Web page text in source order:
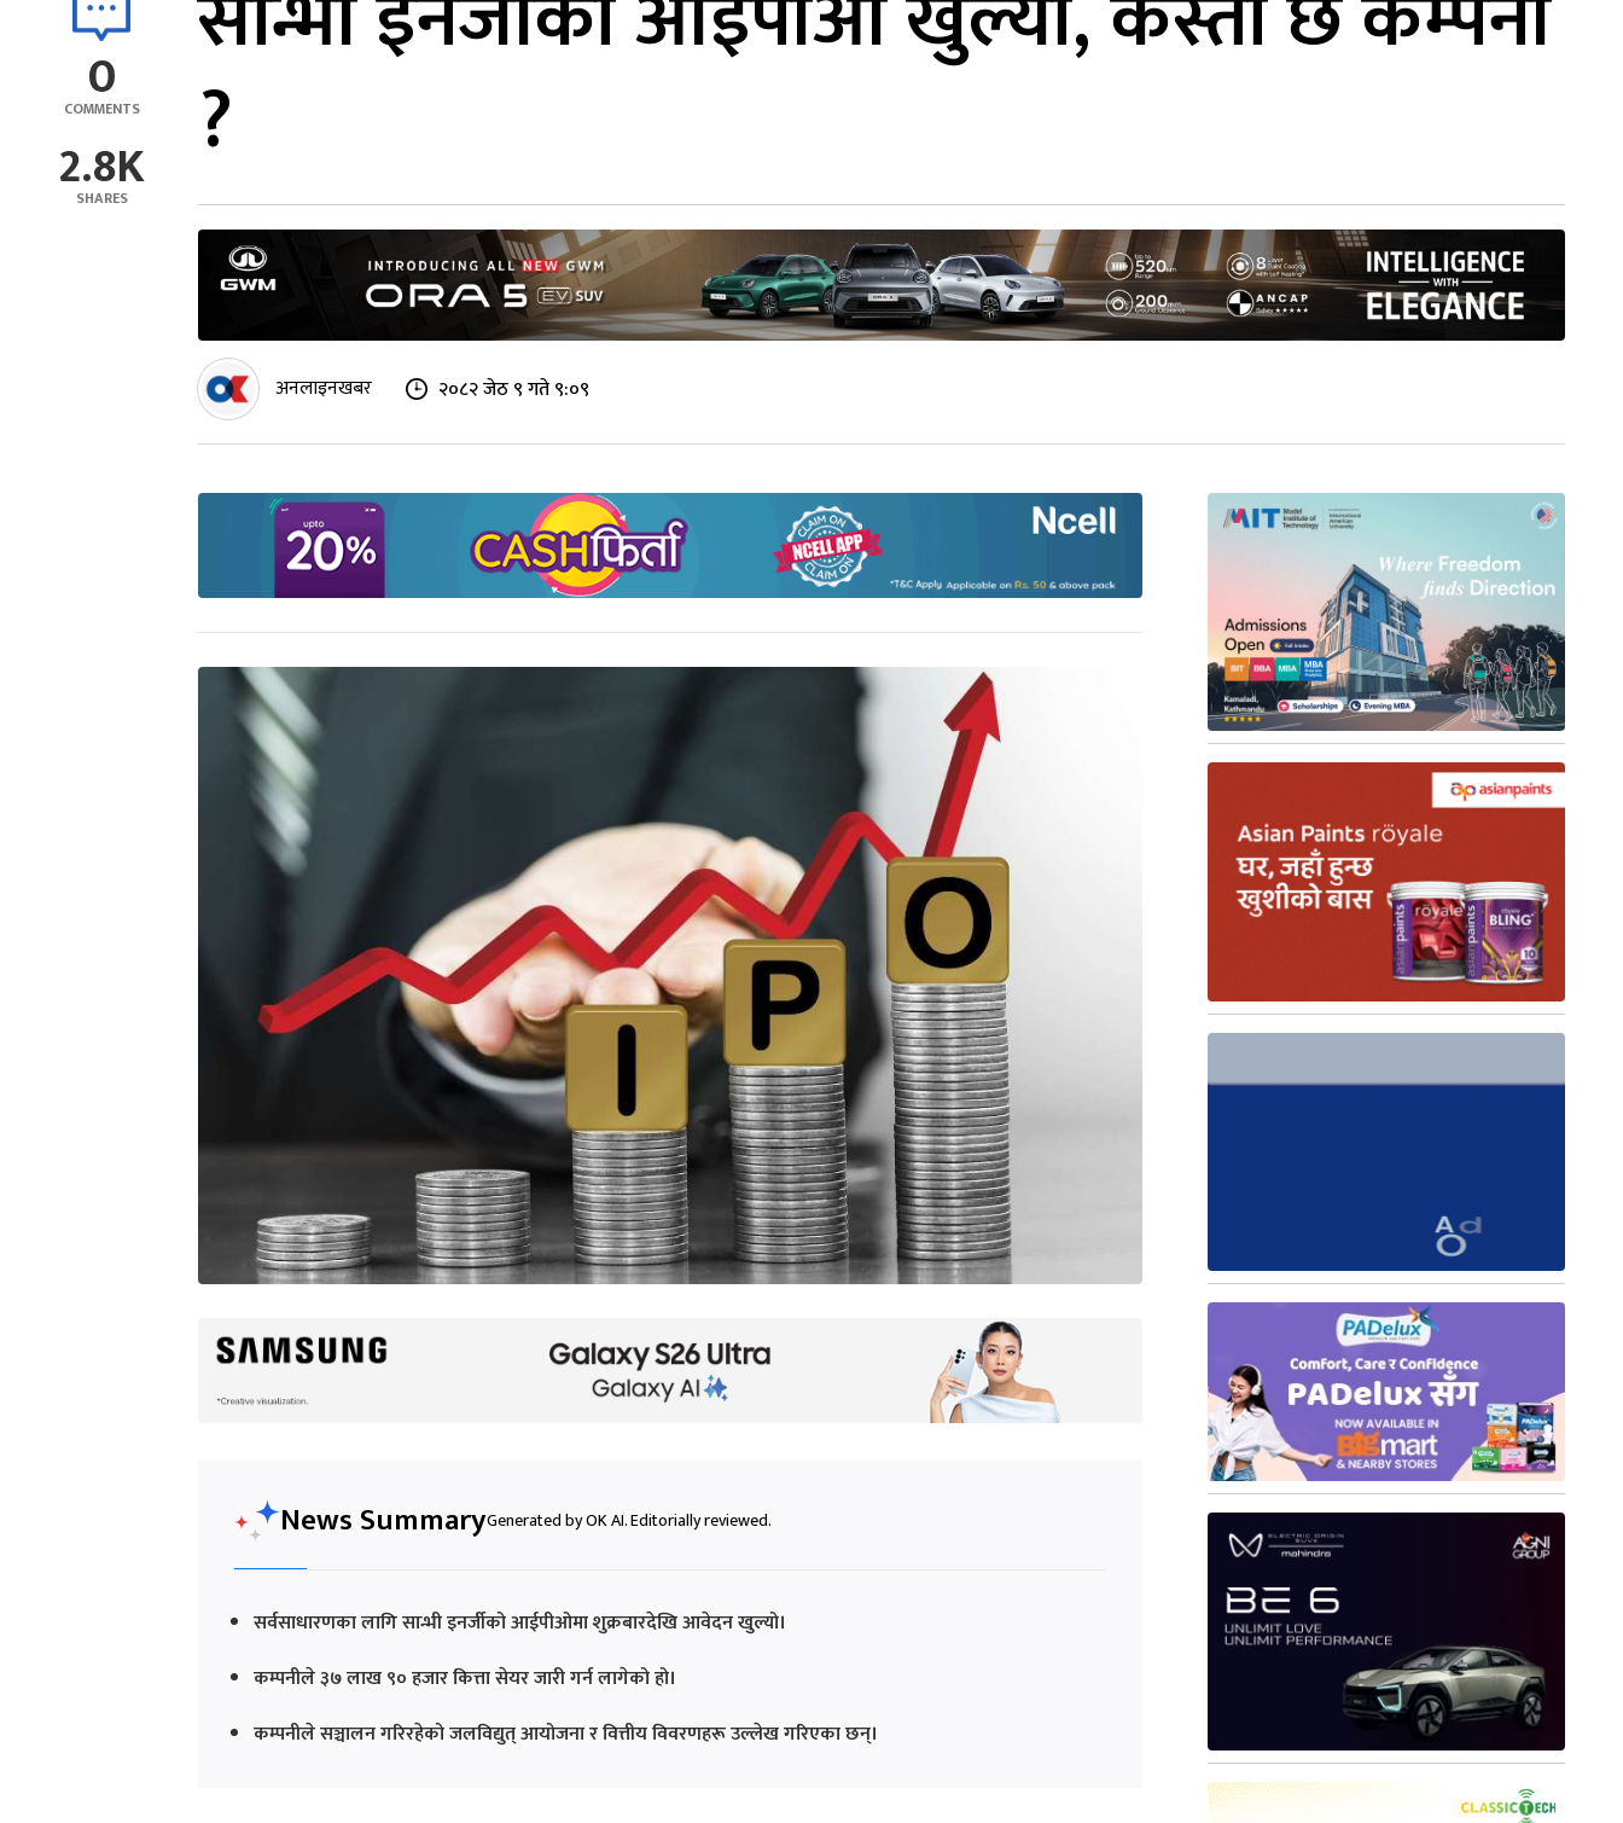
0
COMMENTS
2.8K
SHARES
?
अनलाइनखबर २०८२ जेठ ९ गते ९:०९
News SummaryGenerated by OK AI. Editorially reviewed.
सर्वसाधारणका लागि सान्भी इनर्जीको आईपीओमा शुक्रबारदेखि आवेदन खुल्यो।
कम्पनीले ३७ लाख ९० हजार कित्ता सेयर जारी गर्न लागेको हो।
कम्पनीले सञ्चालन गरिरहेको जलविद्युत् आयोजना र वित्तीय विवरणहरू उल्लेख गरिएका छन्।